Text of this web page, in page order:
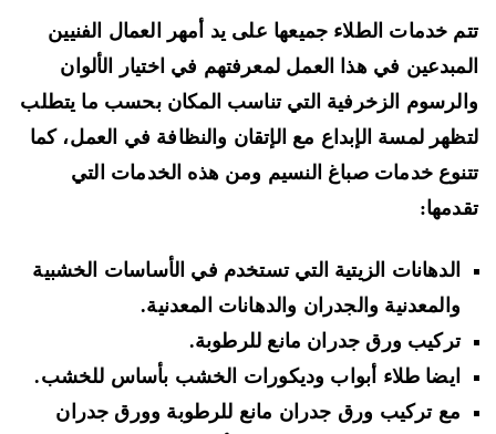
خدمات الطلاء جميعها على يد أمهر العمال الفنيين
في هذا العمل لمعرفتهم في اختيار الألوان
الزخرفية التي تناسب المكان بحسب ما يتطلب
لمسة الإبداع مع الإتقان والنظافة في العمل، كما
خدمات صباغ النسيم ومن هذه الخدمات التي
الدهانات الزيتية التي تستخدم في الأساسات الخشبية
والمعدنية والجدران والدهانات المعدنية.
تركيب ورق جدران مانع للرطوبة.
ايضا طلاء أبواب وديكورات الخشب بأساس للخشب.
مع تركيب ورق جدران مانع للرطوبة وورق جدران